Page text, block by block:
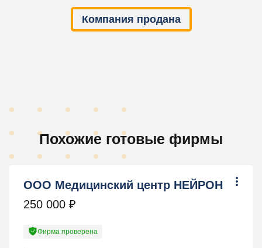
Компания продана
Похожие готовые фирмы
ООО Медицинский центр НЕЙРОН
250 000 ₽
Фирма проверена